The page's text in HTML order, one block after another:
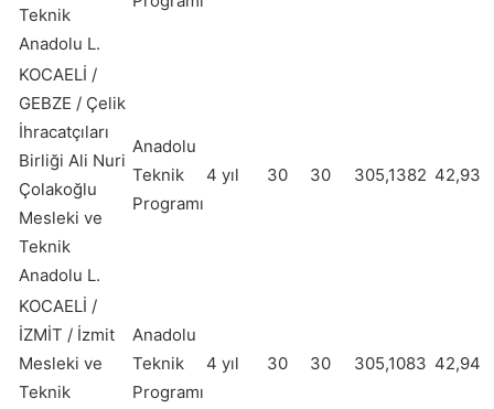
Teknik
Anadolu L.
KOCAELİ /
GEBZE / Çelik
İhracatçıları
Birliği Ali Nuri
Çolakoğlu
Mesleki ve
Teknik
Anadolu L.
Anadolu
Teknik
Programı
4 yıl 30 30 305,1382 42,93
KOCAELİ /
İZMİT / İzmit
Mesleki ve
Teknik
Anadolu
Teknik
Programı
4 yıl 30 30 305,1083 42,94